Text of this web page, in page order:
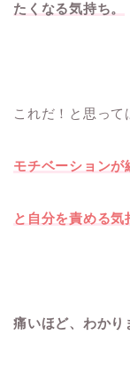
たくなる気持ち。
これだ！と思って
モチベーション
と自分を責める気
痛いほど、わかり